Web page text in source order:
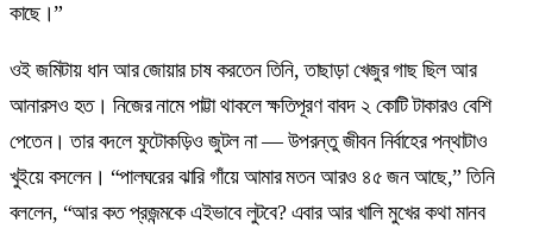
কাছে।”
ওই জমিটায় ধান আর জোয়ার চাষ করতেন তিনি, তাছাড়া খেজুর গাছ ছিল আর
আনারসও হত। নিজের নামে পাট্টা থাকলে ক্ষতিপূরণ বাবদ ২ কোটি টাকারও বেশি
পেতেন। তার বদলে ফুটোকড়িও জুটল না — উপরন্তু জীবন নির্বাহের পন্থাটাও
খুইয়ে বসলেন। “পালঘরের ঝারি গাঁয়ে আমার মতন আরও ৪৫ জন আছে,” তিনি
বললেন, “আর কত প্রজন্মকে এইভাবে লুটবে? এবার আর খালি মুখের কথা মানব